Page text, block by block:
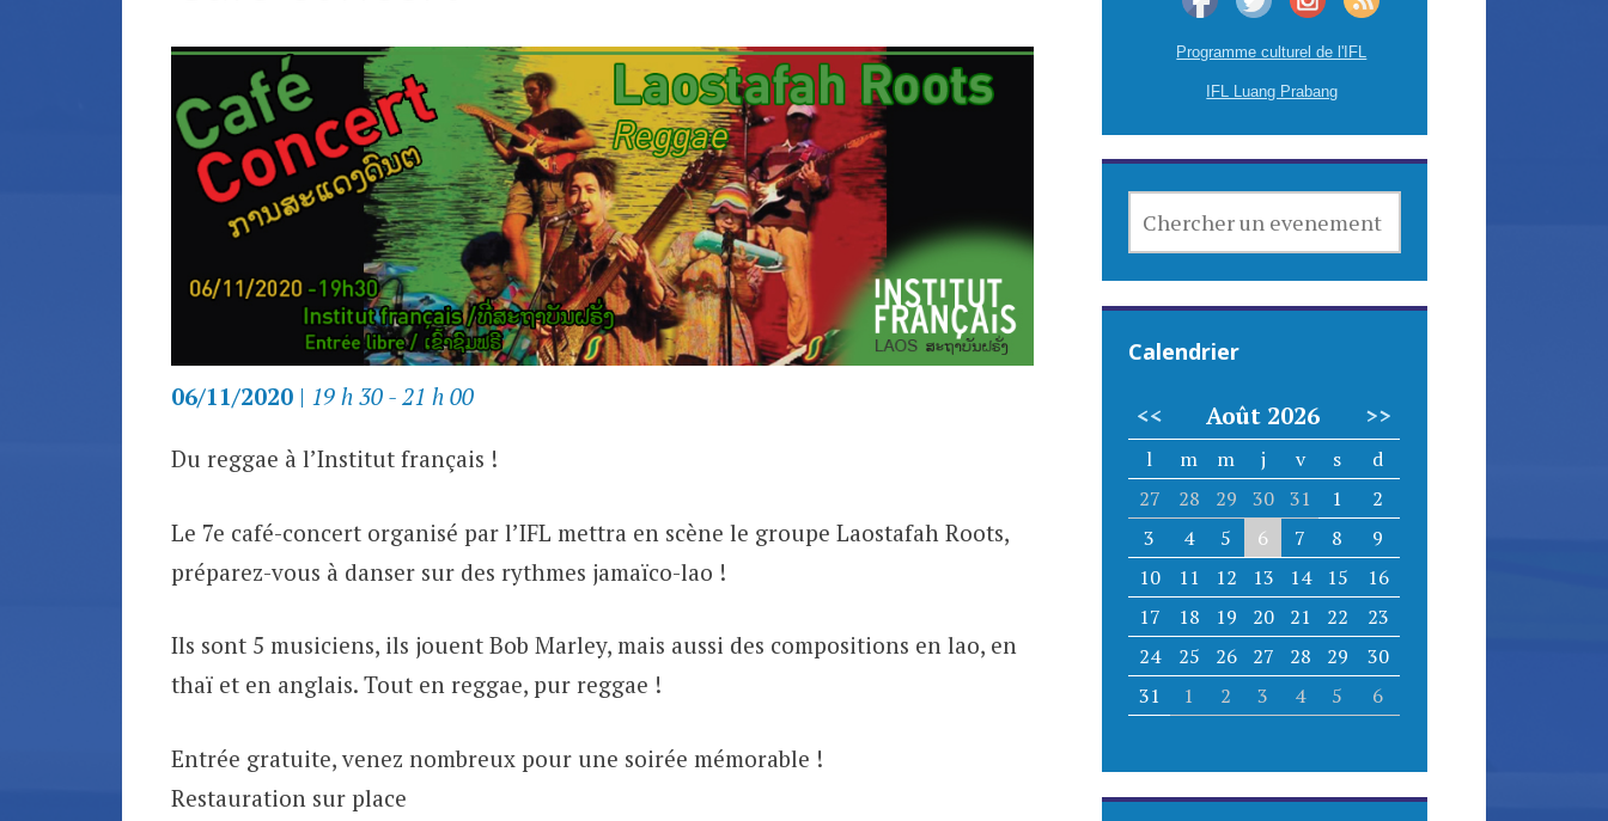
06/11/2020| 19 h 30 - 21 h 00
Du reggae à l’Institut français !
Le 7e café-concert organisé par l’IFL mettra en scène le groupe Laostafah Roots,
préparez-vous à danser sur des rythmes jamaïco-lao !
Ils sont 5 musiciens, ils jouent Bob Marley, mais aussi des compositions en lao, en
thaï et en anglais. Tout en reggae, pur reggae !
Entrée gratuite, venez nombreux pour une soirée mémorable !
Restauration sur place
Programme culturel de l'IFL
IFL Luang Prabang
UN
Calendrier
<< Août 2026 >>
l m m j v s
d
27
28 29 30 31 1
2
3
4 5 6 7 8
9
10
11 12 13 14 15
16
17
18 19 20 21 22
23
24
25 26 27 28 29
30
31
1 2 3 4 5 6